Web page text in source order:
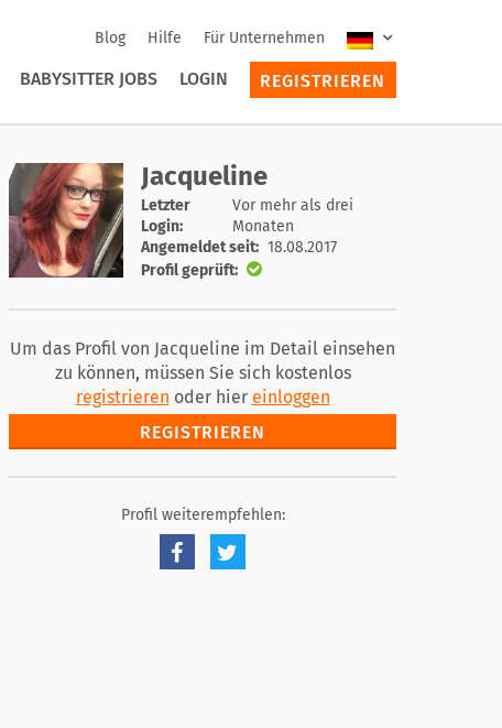
Blog Hilfe Für Unternehmen
BABYSITTER JOBS LOGIN REGISTRIEREN
Jacqueline
Letzter
Login:
Vor mehr als drei
Monaten
Angemeldet seit: 18.08.2017
Profil geprüft:
Um das Profil von Jacqueline im Detail einsehen
zu können, müssen Sie sich kostenlos
registrieren oder hier einloggen
REGISTRIEREN
Profil weiterempfehlen: